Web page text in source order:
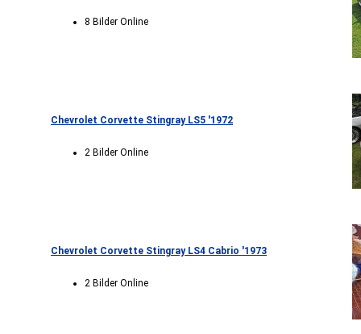
8 Bilder Online
Chevrolet Corvette Stingray LS5 '1972
2 Bilder Online
Chevrolet Corvette Stingray LS4 Cabrio '1973
2 Bilder Online